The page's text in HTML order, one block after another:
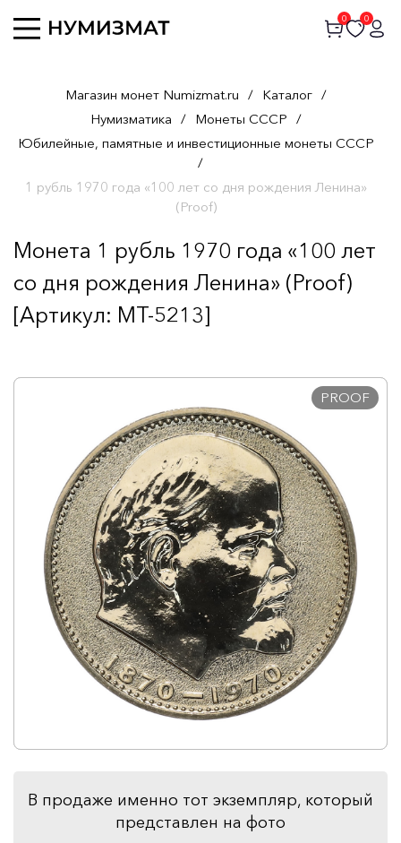
0 0
Магазин монет Numizmat.ru / Каталог /
Нумизматика / Монеты СССР /
Юбилейные, памятные и инвестиционные монеты СССР
/
1 рубль 1970 года «100 лет со дня рождения Ленина»
(Proof)
Монета 1 рубль 1970 года «100 лет
со дня рождения Ленина» (Proof)
[Артикул: MT-5213]
PROOF
В продаже именно тот экземпляр, который
представлен на фото